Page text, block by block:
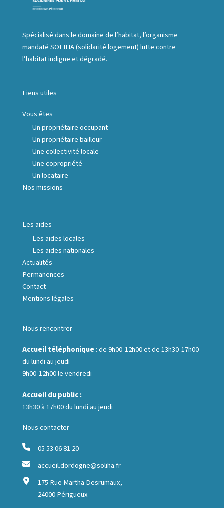
Spécialisé dans le domaine de l’habitat, l’organisme
mandaté SOLIHA (solidarité logement) lutte contre
l’habitat indigne et dégradé.
Liens utiles
Vous êtes
Un propriétaire occupant
Un propriétaire bailleur
Une collectivité locale
Une copropriété
Un locataire
Nos missions
Les aides
Les aides locales
Les aides nationales
Actualités
Permanences
Contact
Mentions légales
Nous rencontrer
Accueil téléphonique: de 9h00-12h00 et de 13h30-17h00
du lundi au jeudi
9h00-12h00 le vendredi
Accueil du public :
13h30 à 17h00 du lundi au jeudi
Nous contacter
05 53 06 81 20
accueil.dordogne@soliha.fr
175 Rue Martha Desrumaux,
24000 Périgueux